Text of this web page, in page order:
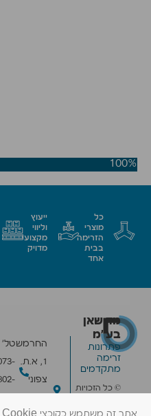
100%
כל
מוצרי
הזרימה
בבית
אחד
ייעוץ
וליווי
מקצועי
מדויק
מד שאן
בע״מ
פתרונות
זרימה
מתקדמים
© כל הזכויות
החרמש
1, א.ת.
צפוני
טל׳